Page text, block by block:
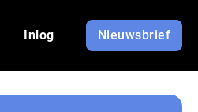
Inlog Nieuwsbrief